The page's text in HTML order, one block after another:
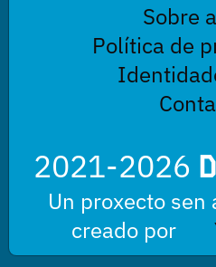
Sobre
Política de
2021-2026
Un proxecto
creado por